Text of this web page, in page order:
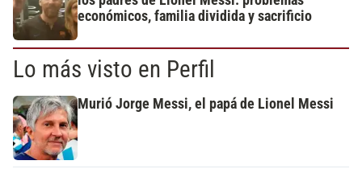
económicos, familia dividida y sacrificio
Lo más visto en Perfil
Murió Jorge Messi, el papá de Lionel Messi